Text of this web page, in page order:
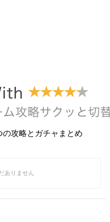
の攻略とガチャまとめ